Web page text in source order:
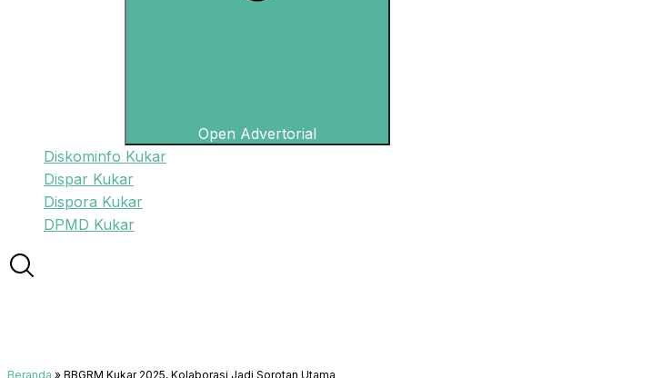
Open Advertorial
Diskominfo Kukar
Dispar Kukar
Dispora Kukar
DPMD Kukar
Beranda » BBGRM Kukar 2025, Kolaborasi Jadi Sorotan Utama